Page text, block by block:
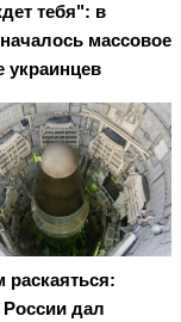
тебя": в
массовое
украинцев
раскаяться:
дал